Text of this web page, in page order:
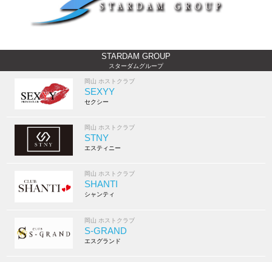
STARDAM GROUP
スターダムグループ
岡山 ホストクラブ
SEXYY
セクシー
岡山 ホストクラブ
STNY
エスティニー
岡山 ホストクラブ
SHANTI
シャンティ
岡山 ホストクラブ
S-GRAND
エスグランド